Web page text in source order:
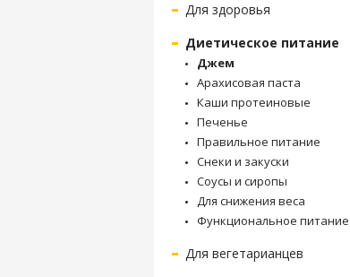
Для здоровья
Диетическое питание
Джем
Арахисовая паста
Каши протеиновые
Печенье
Правильное питание
Снеки и закуски
Соусы и сиропы
Для снижения веса
Функциональное питание
Для вегетарианцев